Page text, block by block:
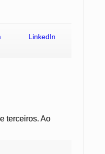
LinkedIn
terceiros. Ao